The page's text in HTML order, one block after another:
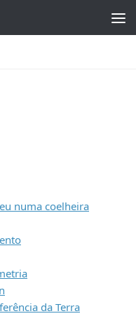
numa coelheira
da Terra